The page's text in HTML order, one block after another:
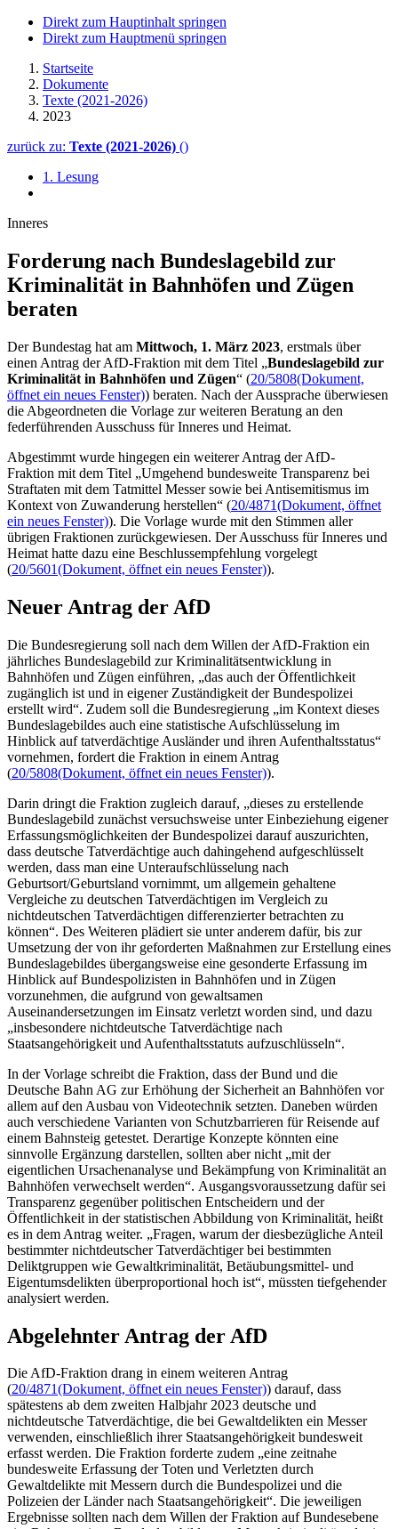
Direkt zum Hauptinhalt springen
Direkt zum Hauptmenü springen
Startseite
Dokumente
Texte (2021-2026)
2023
zurück zu: Texte (2021-2026) ()
1. Lesung
Inneres
Forderung nach Bundes­lage­bild zur
Kriminalität in Bahn­höfen und Zügen
beraten
Der Bundestag hat am Mittwoch, 1. März 2023, erstmals über
einen Antrag der AfD-Fraktion mit dem Titel „Bundeslagebild zur
Kriminalität in Bahnhöfen und Zügen“ (20/5808(Dokument,
öffnet ein neues Fenster)) beraten. Nach der Aussprache überwiesen
die Abgeordneten die Vorlage zur weiteren Beratung an den
federführenden Ausschuss für Inneres und Heimat.
Abgestimmt wurde hingegen ein weiterer Antrag der AfD-
Fraktion mit dem Titel „Umgehend bundesweite Transparenz bei
Straftaten mit dem Tatmittel Messer sowie bei Antisemitismus im
Kontext von Zuwanderung herstellen“ (20/4871(Dokument, öffnet
ein neues Fenster)). Die Vorlage wurde mit den Stimmen aller
übrigen Fraktionen zurückgewiesen. Der Ausschuss für Inneres und
Heimat hatte dazu eine Beschlussempfehlung vorgelegt
(20/5601(Dokument, öffnet ein neues Fenster)).
Neuer Antrag der AfD
Die Bundesregierung soll nach dem Willen der AfD-Fraktion ein
jährliches Bundeslagebild zur Kriminalitätsentwicklung in
Bahnhöfen und Zügen einführen, „das auch der Öffentlichkeit
zugänglich ist und in eigener Zuständigkeit der Bundespolizei
erstellt wird“. Zudem soll die Bundesregierung „im Kontext dieses
Bundeslagebildes auch eine statistische Aufschlüsselung im
Hinblick auf tatverdächtige Ausländer und ihren Aufenthaltsstatus“
vornehmen, fordert die Fraktion in einem Antrag
(20/5808(Dokument, öffnet ein neues Fenster)).
Darin dringt die Fraktion zugleich darauf, „dieses zu erstellende
Bundeslagebild zunächst versuchsweise unter Einbeziehung eigener
Erfassungsmöglichkeiten der Bundespolizei darauf auszurichten,
dass deutsche Tatverdächtige auch dahingehend aufgeschlüsselt
werden, dass man eine Unteraufschlüsselung nach
Geburtsort/Geburtsland vornimmt, um allgemein gehaltene
Vergleiche zu deutschen Tatverdächtigen im Vergleich zu
nichtdeutschen Tatverdächtigen differenzierter betrachten zu
können“. Des Weiteren plädiert sie unter anderem dafür, bis zur
Umsetzung der von ihr geforderten Maßnahmen zur Erstellung eines
Bundeslagebildes übergangsweise eine gesonderte Erfassung im
Hinblick auf Bundespolizisten in Bahnhöfen und in Zügen
vorzunehmen, die aufgrund von gewaltsamen
Auseinandersetzungen im Einsatz verletzt worden sind, und dazu
„insbesondere nichtdeutsche Tatverdächtige nach
Staatsangehörigkeit und Aufenthaltsstatuts aufzuschlüsseln“.
In der Vorlage schreibt die Fraktion, dass der Bund und die
Deutsche Bahn AG zur Erhöhung der Sicherheit an Bahnhöfen vor
allem auf den Ausbau von Videotechnik setzten. Daneben würden
auch verschiedene Varianten von Schutzbarrieren für Reisende auf
einem Bahnsteig getestet. Derartige Konzepte könnten eine
sinnvolle Ergänzung darstellen, sollten aber nicht „mit der
eigentlichen Ursachenanalyse und Bekämpfung von Kriminalität an
Bahnhöfen verwechselt werden“. Ausgangsvoraussetzung dafür sei
Transparenz gegenüber politischen Entscheidern und der
Öffentlichkeit in der statistischen Abbildung von Kriminalität, heißt
es in dem Antrag weiter. „Fragen, warum der diesbezügliche Anteil
bestimmter nichtdeutscher Tatverdächtiger bei bestimmten
Deliktgruppen wie Gewaltkriminalität, Betäubungsmittel- und
Eigentumsdelikten überproportional hoch ist“, müssten tiefgehender
analysiert werden.
Abgelehnter Antrag der AfD
Die AfD-Fraktion drang in einem weiteren Antrag
(20/4871(Dokument, öffnet ein neues Fenster)) darauf, dass
spätestens ab dem zweiten Halbjahr 2023 deutsche und
nichtdeutsche Tatverdächtige, die bei Gewaltdelikten ein Messer
verwenden, einschließlich ihrer Staatsangehörigkeit bundesweit
erfasst werden. Die Fraktion forderte zudem „eine zeitnahe
bundesweite Erfassung der Toten und Verletzten durch
Gewaltdelikte mit Messern durch die Bundespolizei und die
Polizeien der Länder nach Staatsangehörigkeit“. Die jeweiligen
Ergebnisse sollten nach dem Willen der Fraktion auf Bundesebene